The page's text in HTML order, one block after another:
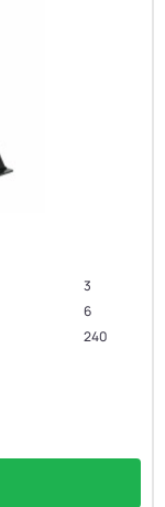
3
6
240